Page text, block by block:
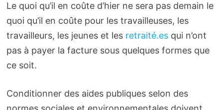
Le quoi qu’il en coûte d’hier ne sera pas demain le
quoi qu’il en coûte pour les travailleuses, les
travailleurs, les jeunes et les retraité.esqui n’ont
pas à payer la facture sous quelques formes que
ce soit.
Conditionner des aides publiques selon des